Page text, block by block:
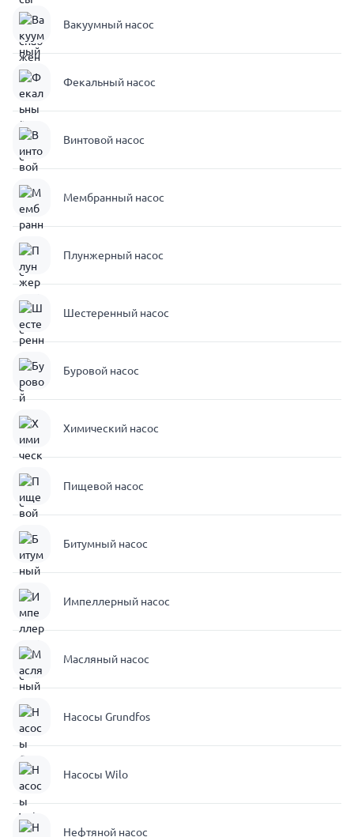
Вакуумный насос
Фекальный насос
Винтовой насос
Мембранный насос
Плунжерный насос
Шестеренный насос
Буровой насос
Химический насос
Пищевой насос
Битумный насос
Импеллерный насос
Масляный насос
Насосы Grundfos
Насосы Wilo
Нефтяной насос